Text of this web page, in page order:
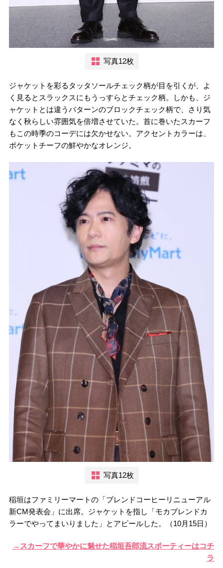
写真12枚
ジャケットを彩るタッタソールチェック柄が目を引くが、よ
く見るとスラックスにもうっすらとチェック柄。しかも、ジ
ャケットとは違うパターンのブロックチェック柄で、さり気
なく秋らしい雰囲気を倍増させていた。首に巻いたスカーフ
もこの時季のコーデには欠かせない。アクセントカラーは、
ポケットチーフの鮮やかなオレンジ。
写真12枚
稲垣はファミリーマートの「ブレンドコーヒーリニューアル
新CM発表会」に出席。ジャケットを指し「モカブレンドカ
ラーでやってまいりました」とアピールした。（10月15日）
→スカーフで華やかに魅せた稲垣吾郎流スポーティーはコチ
ラ